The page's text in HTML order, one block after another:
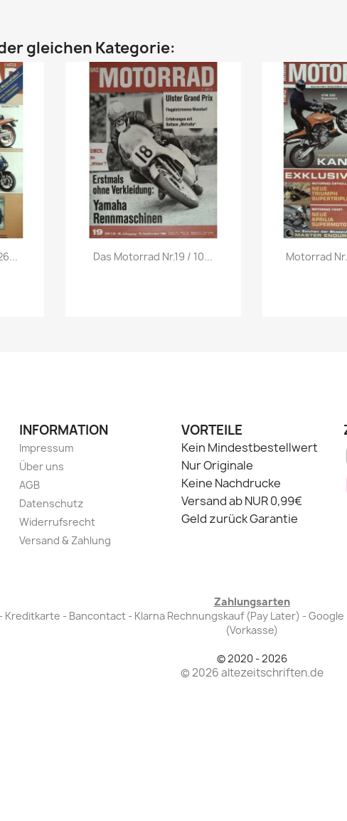
gleichen Kategorie:
Vorschau
Das Motorrad Nr.19 / 10... 
Motorrad
INFORMATION
Impressum
Über uns
AGB
Datenschutz
Widerrufsrecht
Versand & Zahlung
VORTEILE
Kein Mindestbestellwert
Nur Originale
Keine Nachdrucke
Versand ab NUR 0,99€
Geld zurück Garantie
Zahlungsarten
- Kreditkarte - Bancontact - Klarna Rechnungskauf (Pay Later) -
(Vorkasse)
© 2020 - 2026
© 2026 altezeitschriften.de